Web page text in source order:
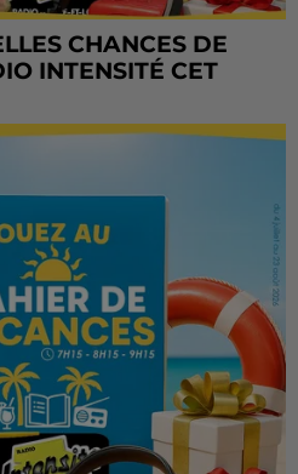
CHANCES DE
INTENSITÉ CET